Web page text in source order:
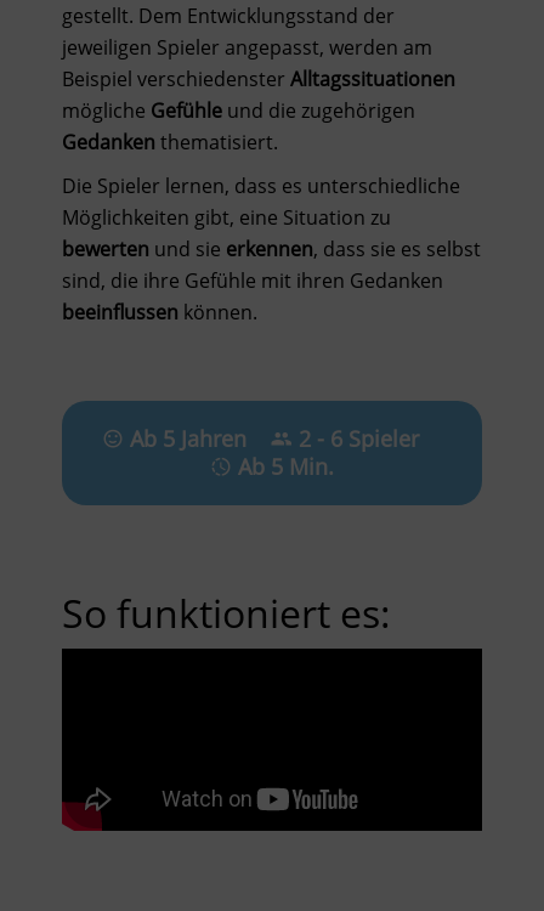
gestellt. Dem Entwicklungsstand der
jeweiligen Spieler angepasst, werden am
Beispiel verschiedensterAlltagssituationen
mögliche Gefühle und die zugehörigen
Gedanken thematisiert.
Die Spieler lernen, dass es unterschiedliche
Möglichkeiten gibt, eine Situation zu
bewerten und sie erkennen, dass sie es selbst
sind, die ihre Gefühle mit ihren Gedanken
beeinflussen können.
Ab 5 Jahren
2 - 6 Spieler
Ab 5 Min.
So funktioniert es: